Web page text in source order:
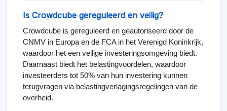
Is Crowdcube gereguleerd en veilig?
Crowdcube is gereguleerd en geautoriseerd door de
CNMV in Europa en de FCA in het Verenigd Koninkrijk,
waardoor het een veilige investeringsomgeving biedt.
Daarnaast biedt het belastingvoordelen, waardoor
investeerders tot 50% van hun investering kunnen
terugvragen via belastingverlagingsregelingen van de
overheid.